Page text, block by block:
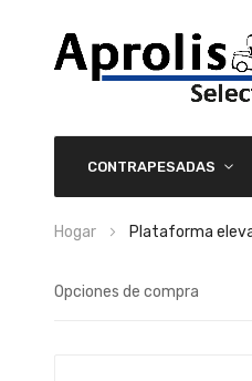
CONTRAPESADAS
Hogar Plataforma
Opciones de compra